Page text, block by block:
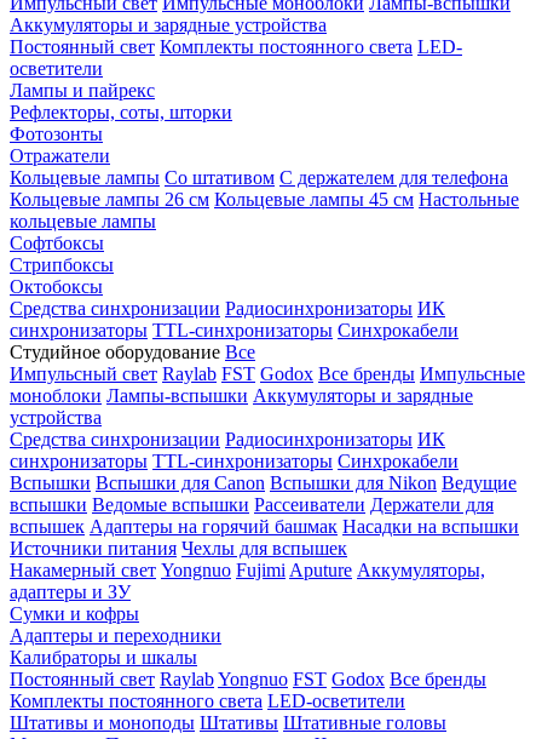
Аккумуляторы и зарядные устройства
Постоянный свет Комплекты постоянного света LED-
осветители
Лампы и пайрекс
Рефлекторы, соты, шторки
Фотозонты
Отражатели
Кольцевые лампы Со штативом С держателем для телефона
Кольцевые лампы 26 см Кольцевые лампы 45 см Настольные
кольцевые лампы
Софтбоксы
Стрипбоксы
Октобоксы
Средства синхронизации Радиосинхронизаторы ИК
синхронизаторы TTL-синхронизаторы Синхрокабели
Студийное оборудование Все
Импульсный свет Raylab FST Godox Все бренды Импульсные
моноблоки Лампы-вспышки Аккумуляторы и зарядные
устройства
Средства синхронизации Радиосинхронизаторы ИК
синхронизаторы TTL-синхронизаторы Синхрокабели
Вспышки Вспышки для Canon Вспышки для Nikon Ведущие
вспышки Ведомые вспышки Рассеиватели Держатели для
вспышек Адаптеры на горячий башмак Насадки на вспышки
Источники питания Чехлы для вспышек
Накамерный свет Yongnuo Fujimi Aputure Аккумуляторы,
адаптеры и ЗУ
Сумки и кофры
Адаптеры и переходники
Калибраторы и шкалы
Постоянный свет RaylabYongnuo FST Godox Все бренды
Комплекты постоянного света LED-осветители
Штативы и моноподы Штативы Штативные головы